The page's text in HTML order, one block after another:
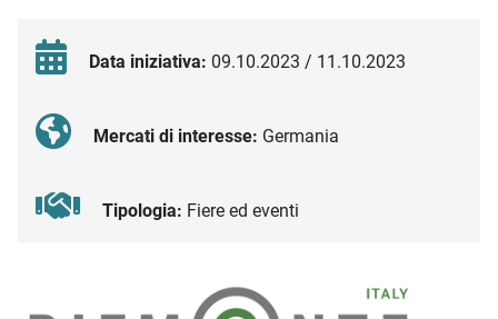
Data iniziativa: 09.10.2023 / 11.10.2023
Mercati di interesse: Germania
Tipologia: Fiere ed eventi